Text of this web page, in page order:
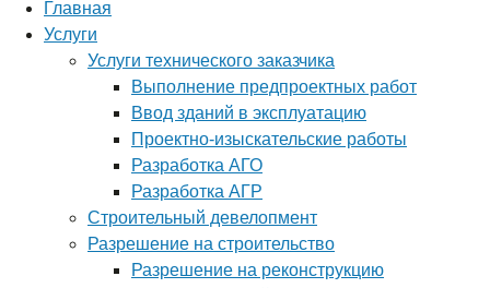
Главная
Услуги
Услуги технического заказчика
Выполнение предпроектных работ
Ввод зданий в эксплуатацию
Проектно-изыскательские работы
Разработка АГО
Разработка АГР
Строительный девелопмент
Разрешение на строительство
Разрешение на реконструкцию